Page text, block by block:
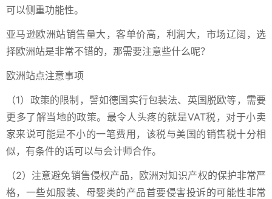
可以侧重功能性。
亚马逊欧洲站销售量大，客单价高，利润大，市场辽阔，选
择欧洲站是非常不错的，那需要注意些什么呢？
欧洲站点注意事项
（1）政策的限制，譬如德国实行包装法、英国脱欧等，需要
更多了解当地的政策。最令人头疼的就是VAT税，对于小卖
家来说可能是不小的一笔费用，该税与美国的销售税十分相
似，有条件的话可以与会计师合作。
（2）注意避免销售侵权产品，欧洲对知识产权的保护非常严
格，一些如服装、母婴类的产品首要侵害投诉的可能性非常